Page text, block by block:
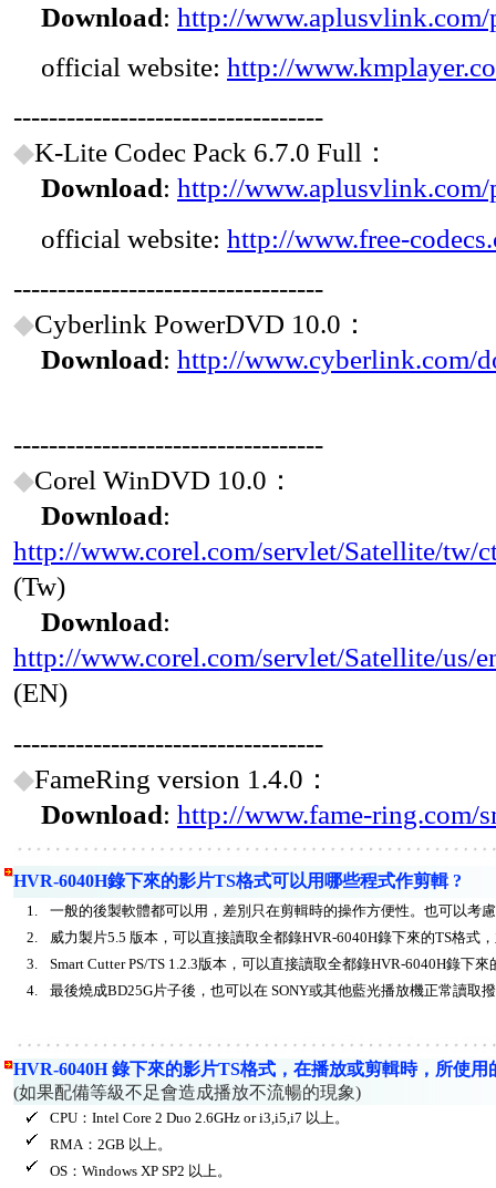
Download: http://www.aplusvlink.com/
official website: http://
-----------------------------------
◆K-Lite Codec Pack 6.7.0 Full：
Download: http://
official website: http://www.free-
-----------------------------------
◆Cyberlink PowerDVD 10.0：
Download: http://www.cyberlink.com/
-----------------------------------
◆Corel WinDVD 10.0：
Download:
http://www.corel.com/servlet/Satellite/tw/
(Tw)
Download:
http://www.corel.com/servlet/Satellite/us/
(EN)
-----------------------------------
◆FameRing version 1.4.0：
Download: http://www.fame-ring.com/
HVR-6040H錄下來的影片TS格式可以用哪些程式作剪輯 ?
1.
一般的後製軟體都可以用，差別只在剪輯時的操作方便性。也可以考
2.
威力製片5.5 版本，可以直接讀取全都錄HVR-6040H錄下來的TS格式
3.
Smart Cutter PS/TS 1.2.3版本，可以直接讀取全都錄HVR-6040H錄下
4.
最後燒成BD25G片子後，也可以在 SONY或其他藍光播放機正常讀取
HVR-6040H 錄下來的影片TS格式，在播放或剪輯時，所使
(如果配備等級不足會造成播放不流暢的現象)
CPU：Intel Core 2 Duo 2.6GHz or i3,i5,i7 以上。
RMA：2GB 以上。
OS：Windows XP SP2 以上。